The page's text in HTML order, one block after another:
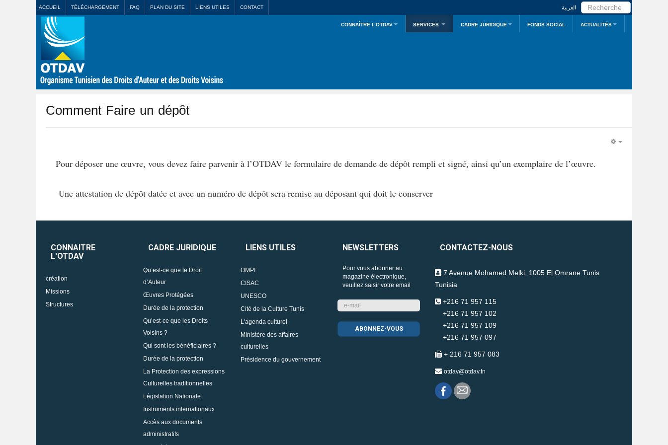
ACCUEIL TÉLÉCHARGEMENT FAQ PLAN DU SITE LIENS UTILES CONTACT
RECHERCHER
العربية
CONNAÎTRE L’OTDAV SERVICES CADRE JURIDIQUE FONDS SOCIAL ACTUALITÉS
Comment Faire un dépôt
Pour déposer une œuvre, vous devez faire parvenir à l’OTDAV le formulaire de demande de dépôt rempli et signé, ainsi qu’un exemplaire de l’œuvre.
Une attestation de dépôt datée et avec un numéro de dépôt sera remise au déposant qui doit le conserver
CONNAITRE
L'OTDAV
création
Missions
Structures
CADRE JURIDIQUE
Qu’est-ce que le Droit
d’Auteur
Œuvres Protégées
Durée de la protection
Qu’est-ce que les Droits
Voisins ?
Qui sont les bénéficiaires ?
Durée de la protection
La Protection des expressions
Culturelles traditionnelles
Législation Nationale
Instruments internationaux
Accès aux documents
administratifs
LIENS UTILES
OMPI
CISAC
UNESCO
Cité de la Culture Tunis
L'agenda culturel
Ministère des affaires
culturelles
Présidence du gouvernement
NEWSLETTERS
Pour vous abonner au
magazine électronique,
veuillez saisir votre email
CONTACTEZ-NOUS
7 Avenue Mohamed Melki, 1005 El Omrane Tunis
Tunisia
+216 71 957 115
+216 71 957 102
+216 71 957 109
+216 71 957 097
+ 216 71 957 083
otdav@otdav.tn